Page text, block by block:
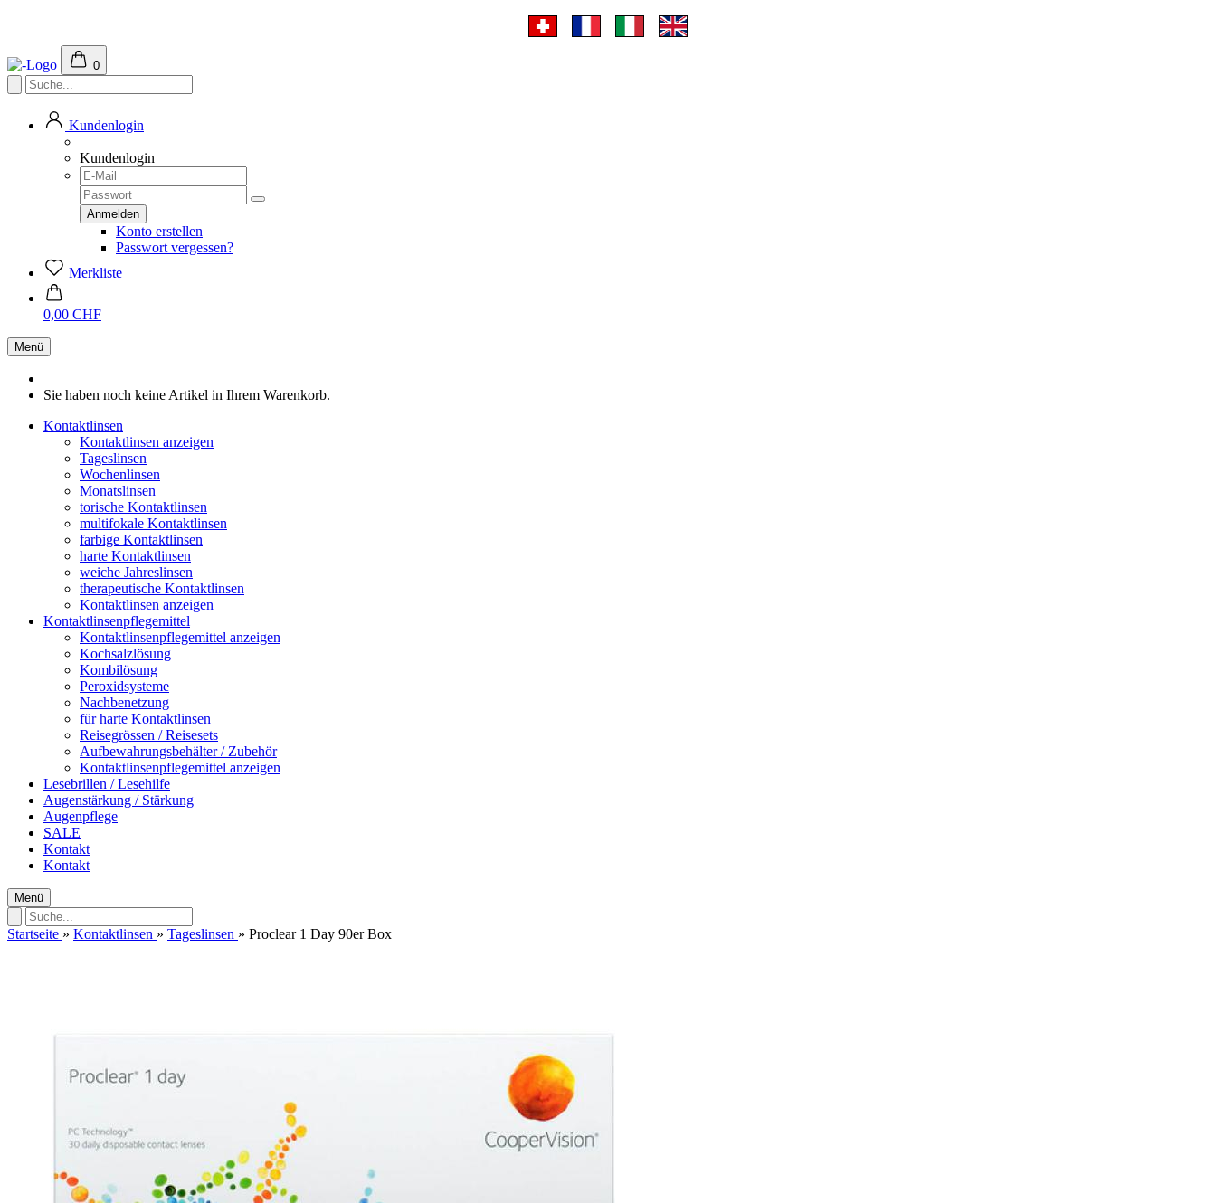
0
Kundenlogin
Kundenlogin
Konto erstellen
Passwort vergessen?
Merkliste
0,00 CHF
Menü
Sie haben noch keine Artikel in Ihrem Warenkorb.
Kontaktlinsen
Kontaktlinsen anzeigen
Tageslinsen
Wochenlinsen
Monatslinsen
torische Kontaktlinsen
multifokale Kontaktlinsen
farbige Kontaktlinsen
harte Kontaktlinsen
weiche Jahreslinsen
therapeutische Kontaktlinsen
Kontaktlinsen anzeigen
Kontaktlinsenpflegemittel
Kontaktlinsenpflegemittel anzeigen
Kochsalzlösung
Kombilösung
Peroxidsysteme
Nachbenetzung
für harte Kontaktlinsen
Reisegrössen / Reisesets
Aufbewahrungsbehälter / Zubehör
Kontaktlinsenpflegemittel anzeigen
Lesebrillen / Lesehilfe
Augenstärkung / Stärkung
Augenpflege
SALE
Kontakt
Kontakt
Menü
Startseite » Kontaktlinsen » Tageslinsen » Proclear 1 Day 90er Box